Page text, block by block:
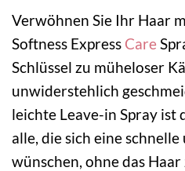
Verwöhnen Sie Ihr Haar
Softness Express Care
Schlüssel zu müheloser
unwiderstehlich
leichte Leave-in Spray ist
alle, die sich eine
wünschen, ohne das